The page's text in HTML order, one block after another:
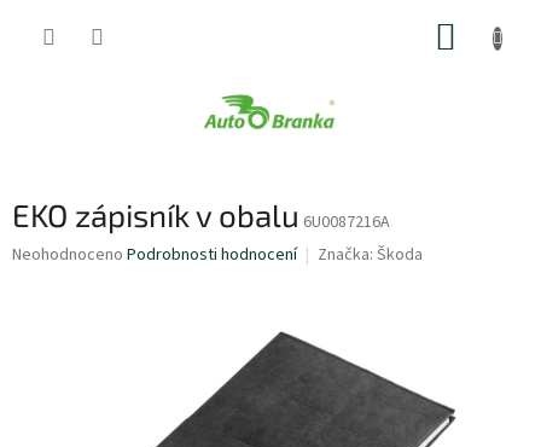
EKO zápisník v obalu 6U0087216A
Průměrné
Neohodnoceno Podrobnosti hodnocení Značka: Škoda